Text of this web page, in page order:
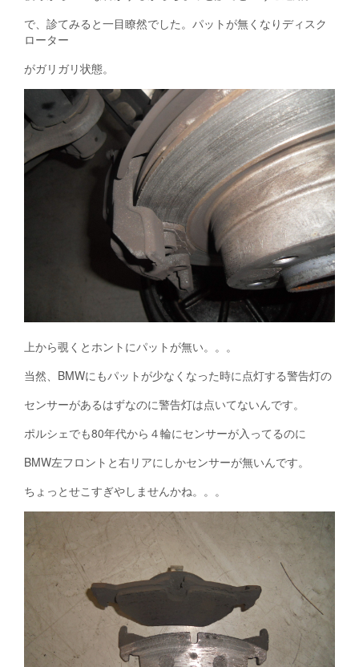
で、診てみると一目瞭然でした。パットが無くなりディスク
ローター
がガリガリ状態。
上から覗くとホントにパットが無い。。。
当然、BMWにもパットが少なくなった時に点灯する警告灯の
センサーがあるはずなのに警告灯は点いてないんです。
ポルシェでも80年代から４輪にセンサーが入ってるのに
BMW左フロントと右リアにしかセンサーが無いんです。
ちょっとせこすぎやしませんかね。。。